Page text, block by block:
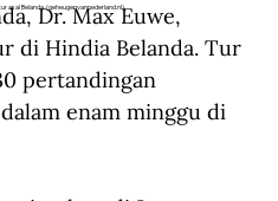
asal Belanda. (geheugenvannederland.nl).
Dr. Max Euwe,
di Hindia Belanda. Tur
pertandingan
enam minggu di